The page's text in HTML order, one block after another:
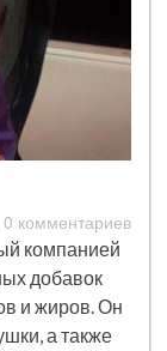
0 комментариев
компанией
добавок
и жиров. Он
а также